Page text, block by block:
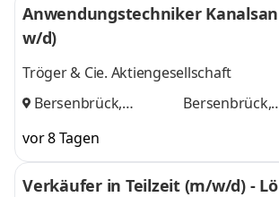
Anwendungstechniker
w/d)
Tröger & Cie. Aktiengesellschaft
Bersenbrück,
Bersenbrück,
vor 8 Tagen
Verkäufer in Teilzeit (m/w/d) -